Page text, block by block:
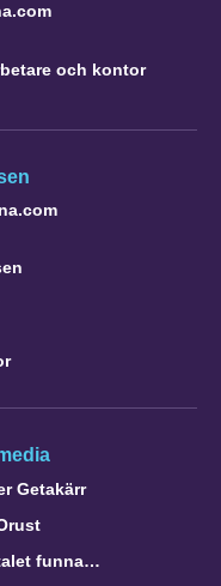
och kontor
Getakärr
funna…